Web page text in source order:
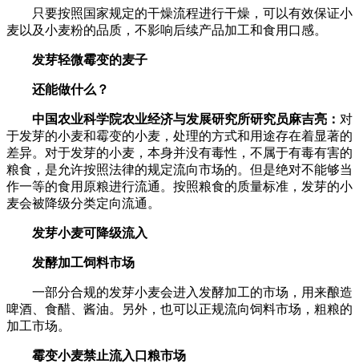
只要按照国家规定的干燥流程进行干燥，可以有效保证小
麦以及小麦粉的品质，不影响后续产品加工和食用口感。
发芽轻微霉变的麦子
还能做什么？
中国农业科学院农业经济与发展研究所研究员麻吉亮： 对
于发芽的小麦和霉变的小麦，处理的方式和用途存在着显著的
差异。对于发芽的小麦，本身并没有毒性，不属于有毒有害的
粮食，是允许按照法律的规定流向市场的。但是绝对不能够当
作一等的食用原粮进行流通。按照粮食的质量标准，发芽的小
麦会被降级分类定向流通。
发芽小麦可降级流入
发酵加工饲料市场
一部分合规的发芽小麦会进入发酵加工的市场，用来酿造
啤酒、食醋、酱油。另外，也可以正规流向饲料市场，粗粮的
加工市场。
霉变小麦禁止流入口粮市场